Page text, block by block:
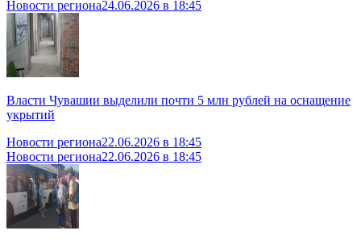
Новости региона24.06.2026 в 18:45
Власти Чувашии выделили почти 5 млн рублей на оснащение
укрытий
Новости региона22.06.2026 в 18:45
Новости региона22.06.2026 в 18:45